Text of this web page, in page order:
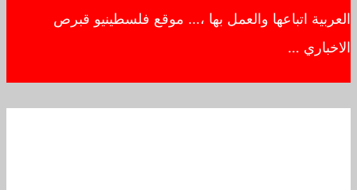
العربية اتباعها والعمل بها ،… موقع فلسطينيو قبرص
الاخباري …